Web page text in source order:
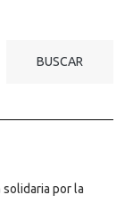
BUSCAR
por la